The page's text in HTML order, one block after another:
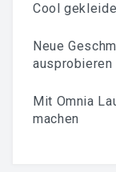
Cool
Neue
ausprobieren
Mit Omnia
machen